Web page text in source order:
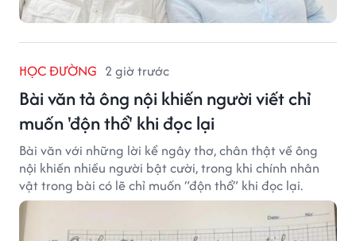
HỌC ĐƯỜNG 2 giờ trước
Bài văn tả ông nội khiến người viết chỉ
muốn 'độn thổ' khi đọc lại
Bài văn với những lời kể ngây thơ, chân thật về ông
nội khiến nhiều người bật cười, trong khi chính nhân
vật trong bài có lẽ chỉ muốn “độn thổ” khi đọc lại.